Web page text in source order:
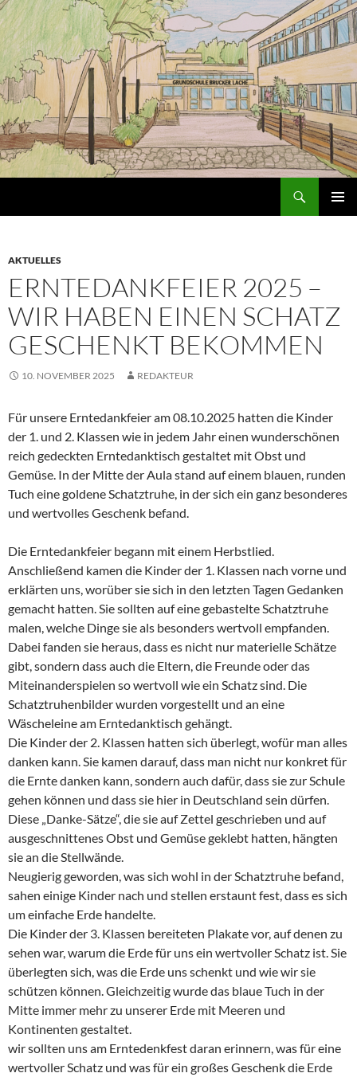
Zum
Inhalt
springen
AKTUELLES
ERNTEDANKFEIER 2025 –
WIR HABEN EINEN SCHATZ
GESCHENKT BEKOMMEN
10. NOVEMBER 2025 REDAKTEUR
Für unsere Erntedankfeier am 08.10.2025 hatten die Kinder
der 1. und 2. Klassen wie in jedem Jahr einen wunderschönen
reich gedeckten Erntedanktisch gestaltet mit Obst und
Gemüse. In der Mitte der Aula stand auf einem blauen, runden
Tuch eine goldene Schatztruhe, in der sich ein ganz besonderes
und wertvolles Geschenk befand.
Die Erntedankfeier begann mit einem Herbstlied.
Anschließend kamen die Kinder der 1. Klassen nach vorne und
erklärten uns, worüber sie sich in den letzten Tagen Gedanken
gemacht hatten. Sie sollten auf eine gebastelte Schatztruhe
malen, welche Dinge sie als besonders wertvoll empfanden.
Dabei fanden sie heraus, dass es nicht nur materielle Schätze
gibt, sondern dass auch die Eltern, die Freunde oder das
Miteinanderspielen so wertvoll wie ein Schatz sind. Die
Schatztruhenbilder wurden vorgestellt und an eine
Wäscheleine am Erntedanktisch gehängt.
Die Kinder der 2. Klassen hatten sich überlegt, wofür man alles
danken kann. Sie kamen darauf, dass man nicht nur konkret für
die Ernte danken kann, sondern auch dafür, dass sie zur Schule
gehen können und dass sie hier in Deutschland sein dürfen.
Diese „Danke-Sätze“, die sie auf Zettel geschrieben und auf
ausgeschnittenes Obst und Gemüse geklebt hatten, hängten
sie an die Stellwände.
Neugierig geworden, was sich wohl in der Schatztruhe befand,
sahen einige Kinder nach und stellen erstaunt fest, dass es sich
um einfache Erde handelte.
Die Kinder der 3. Klassen bereiteten Plakate vor, auf denen zu
sehen war, warum die Erde für uns ein wertvoller Schatz ist. Sie
überlegten sich, was die Erde uns schenkt und wie wir sie
schützen können. Gleichzeitig wurde das blaue Tuch in der
Mitte immer mehr zu unserer Erde mit Meeren und
Kontinenten gestaltet.
wir sollten uns am Erntedenkfest daran erinnern, was für eine
wertvoller Schatz und was für ein großes Geschenk die Erde